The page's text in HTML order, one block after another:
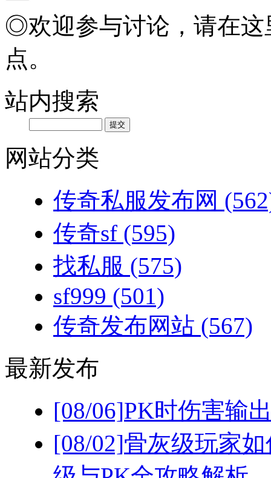
◎欢迎参与讨论，请在这
点。
站内搜索
网站分类
传奇私服发布网
传奇sf (595)
找私服 (575)
sf999 (501)
传奇发布网站 (567)
最新发布
[08/06]PK时伤害输
[08/02]骨灰级玩家